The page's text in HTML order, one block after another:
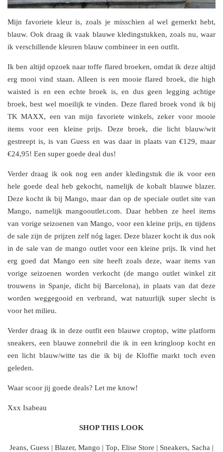
Mijn favoriete kleur is, zoals je misschien al wel gemerkt hebt,
blauw. Ook draag ik vaak blauwe kledingstukken, zoals nu, waar
ik verschillende kleuren blauw combineer in een outfit.
Ik ben altijd opzoek naar toffe flared broeken, omdat ik deze altijd
erg mooi vind staan. Alleen is een mooie flared broek, die high
waisted is en een echte broek is, en dus geen legging achtige
broek, best wel moeilijk te vinden. Deze flared broek vond ik bij
TK MAXX, een van mijn favoriete winkels, zeker voor mooie
items voor een kleine prijs. Deze broek, die licht blauw/wit
gestreept is, is van Guess en was daar in plaats van €129, maar
€24,95! Een super goede deal dus!
Verder draag ik ook nog een ander kledingstuk die ik voor een
hele goede deal heb gekocht, namelijk de kobalt blauwe blazer.
Deze kocht ik bij Mango, maar dan op de speciale outlet site van
Mango, namelijk mangooutlet.com. Daar hebben ze heel items
van vorige seizoenen van Mango, voor een kleine prijs, en tijdens
de sale zijn de prijzen zelf nóg lager. Deze blazer kocht ik dus ook
in de sale van de mango outlet voor een kleine prijs. Ik vind het
erg goed dat Mango een site heeft zoals deze, waar items van
vorige seizoenen worden verkocht (de mango outlet winkel zit
trouwens in Spanje, dicht bij Barcelona), in plaats van dat deze
worden weggegooid en verbrand, wat natuurlijk super slecht is
voor het milieu.
Verder draag ik in deze outfit een blauwe croptop, witte platform
sneakers, een blauwe zonnebril die ik in een kringloop kocht en
een licht blauw/witte tas die ik bij de Kloffie markt toch even
geleden.
Waar scoor jij goede deals? Let me know!
Xxx Isabeau
SHOP THIS LOOK
Jeans, Guess | Blazer, Mango | Top, Elise Store | Sneakers, Sacha |